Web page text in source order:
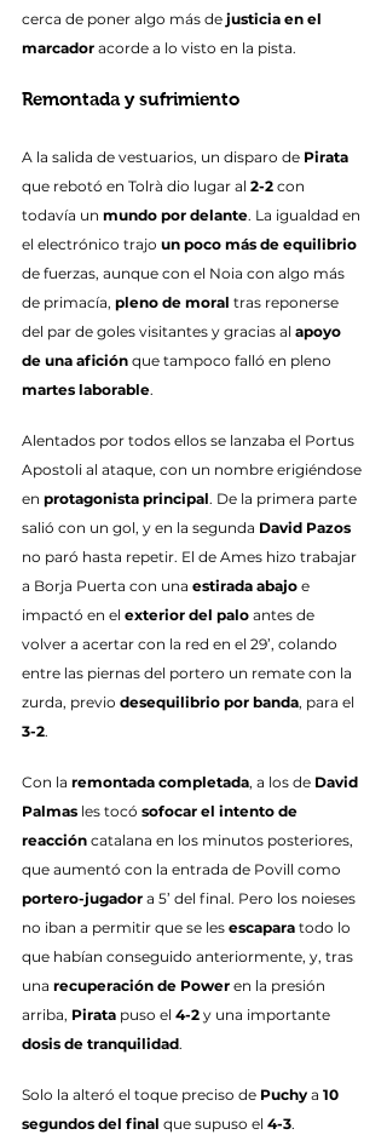
cerca de poner algo más de justicia en el
marcador acorde a lo visto en la pista.
Remontada y sufrimiento
A la salida de vestuarios, un disparo de Pirata
que rebotó en Tolrà dio lugar al 2-2 con
todavía un mundo por delante. La igualdad en
el electrónico trajo un poco más de equilibrio
de fuerzas, aunque con el Noia con algo más
de primacía, pleno de moral tras reponerse
del par de goles visitantes y gracias al apoyo
de una afición que tampoco falló en pleno
martes laborable.
Alentados por todos ellos se lanzaba el Portus
Apostoli al ataque, con un nombre erigiéndose
en protagonista principal. De la primera parte
salió con un gol, y en la segunda David Pazos
no paró hasta repetir. El de Ames hizo trabajar
a Borja Puerta con una estirada abajo e
impactó en el exterior del palo antes de
volver a acertar con la red en el 29’, colando
entre las piernas del portero un remate con la
zurda, previo desequilibrio por banda, para el
3-2.
Con la remontada completada, a los de David
Palmas les tocó sofocar el intento de
reacción catalana en los minutos posteriores,
que aumentó con la entrada de Povill como
portero-jugador a 5’ del final. Pero los noieses
no iban a permitir que se les escapara todo lo
que habían conseguido anteriormente, y, tras
una recuperación de Power en la presión
arriba, Pirata puso el 4-2 y una importante
dosis de tranquilidad.
Solo la alteró el toque preciso de Puchy a 10
segundos del final que supuso el 4-3.